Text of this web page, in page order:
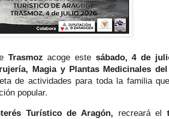
Trasmozacoge este sábado, 4 de
Magia y Plantas Medicinales del
de actividades para toda la familia
popular.
Turístico de Aragón, recreará el